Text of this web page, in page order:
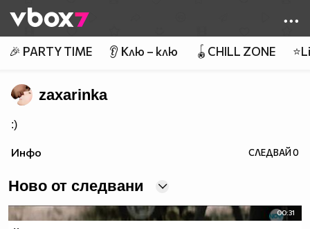
👾
🎉 PARTY TIME 👂 Клю – клю 🪀CHILL ZONE
zaxarinka
:)
Инфо СЛЕДВАЙ0
Ново от следвани
00:31